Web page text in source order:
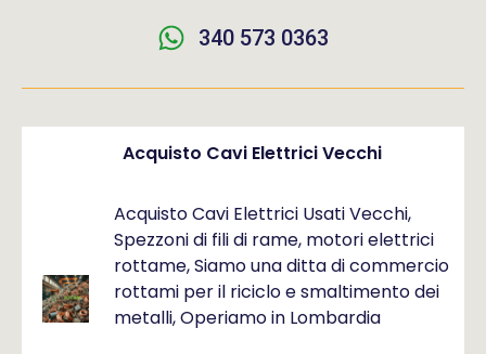
340 573 0363
Acquisto Cavi Elettrici Vecchi
Acquisto Cavi Elettrici Usati Vecchi,
Spezzoni di fili di rame, motori elettrici
rottame, Siamo una ditta di commercio
rottami per il riciclo e smaltimento dei
metalli, Operiamo in Lombardia